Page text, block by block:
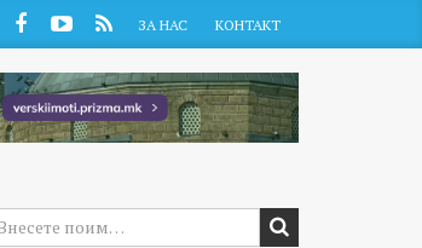
FacebookYouTube
RSS ЗА НАС КОНТАКТ